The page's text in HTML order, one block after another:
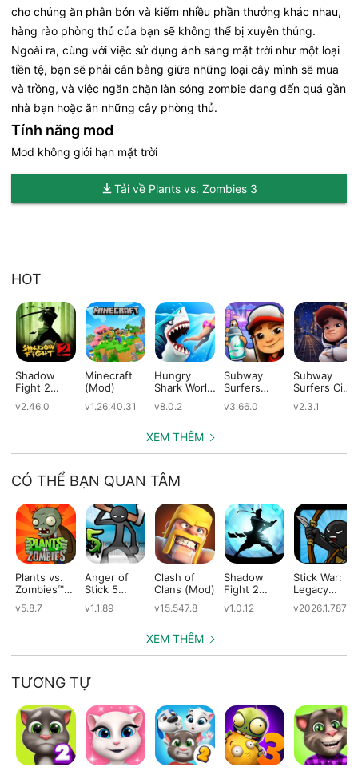
cho chúng ăn phân bón và kiếm nhiều phần thưởng khác nhau,
hàng rào phòng thủ của bạn sẽ không thể bị xuyên thủng.
Ngoài ra, cùng với việc sử dụng ánh sáng mặt trời như một loại
tiền tệ, bạn sẽ phải cân bằng giữa những loại cây mình sẽ mua
và trồng, và việc ngăn chặn làn sóng zombie đang đến quá gần
nhà bạn hoặc ăn những cây phòng thủ.
Tính năng mod
Mod không giới hạn mặt trời
Tải về Plants vs. Zombies 3
HOT
Shadow
Fight 2
v2.46.0
Minecraft
(Mod)
v1.26.40.31
Hungry
Shark World
v8.0.2
Subway
Surfers
v3.66.0
Subway
Surfers City
v2.3.1
XEM THÊM
CÓ THỂ BẠN QUAN TÂM
Plants vs.
Zombies™
v5.8.7
Anger of
Stick 5
v1.1.89
Clash of
Clans (Mod)
v15.547.8
Shadow
Fight 2
Edition
v1.0.12
Stick War:
Legacy
v2026.1.787
XEM THÊM
TƯƠNG TỰ